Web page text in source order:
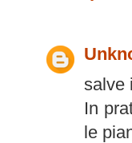
salve
In
le